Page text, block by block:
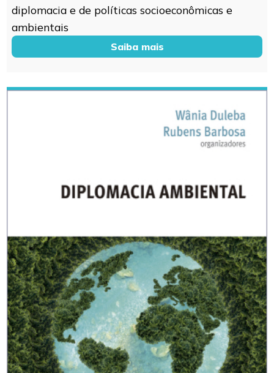
diplomacia e de políticas socioeconômicas e
ambientais
Saiba mais